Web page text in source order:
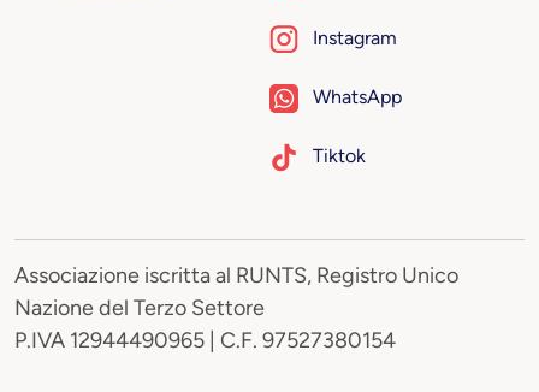
Instagram
WhatsApp
Tiktok
Associazione iscritta al RUNTS, Registro Unico
Nazione del Terzo Settore
P.IVA 12944490965 | C.F. 97527380154